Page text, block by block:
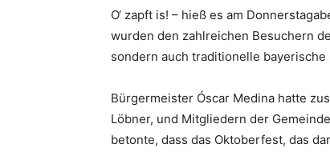
O‘ zapft is! – hieß es am
wurden den zahlreichen Besuchern
sondern auch traditionelle
Bürgermeister Óscar Medina hatte
Löbner, und Mitgliedern der
betonte, dass das Oktoberfest, das